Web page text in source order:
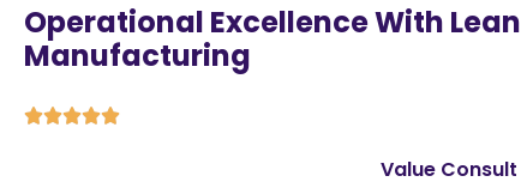
Operational Excellence With Lean
Manufacturing

Value Consult